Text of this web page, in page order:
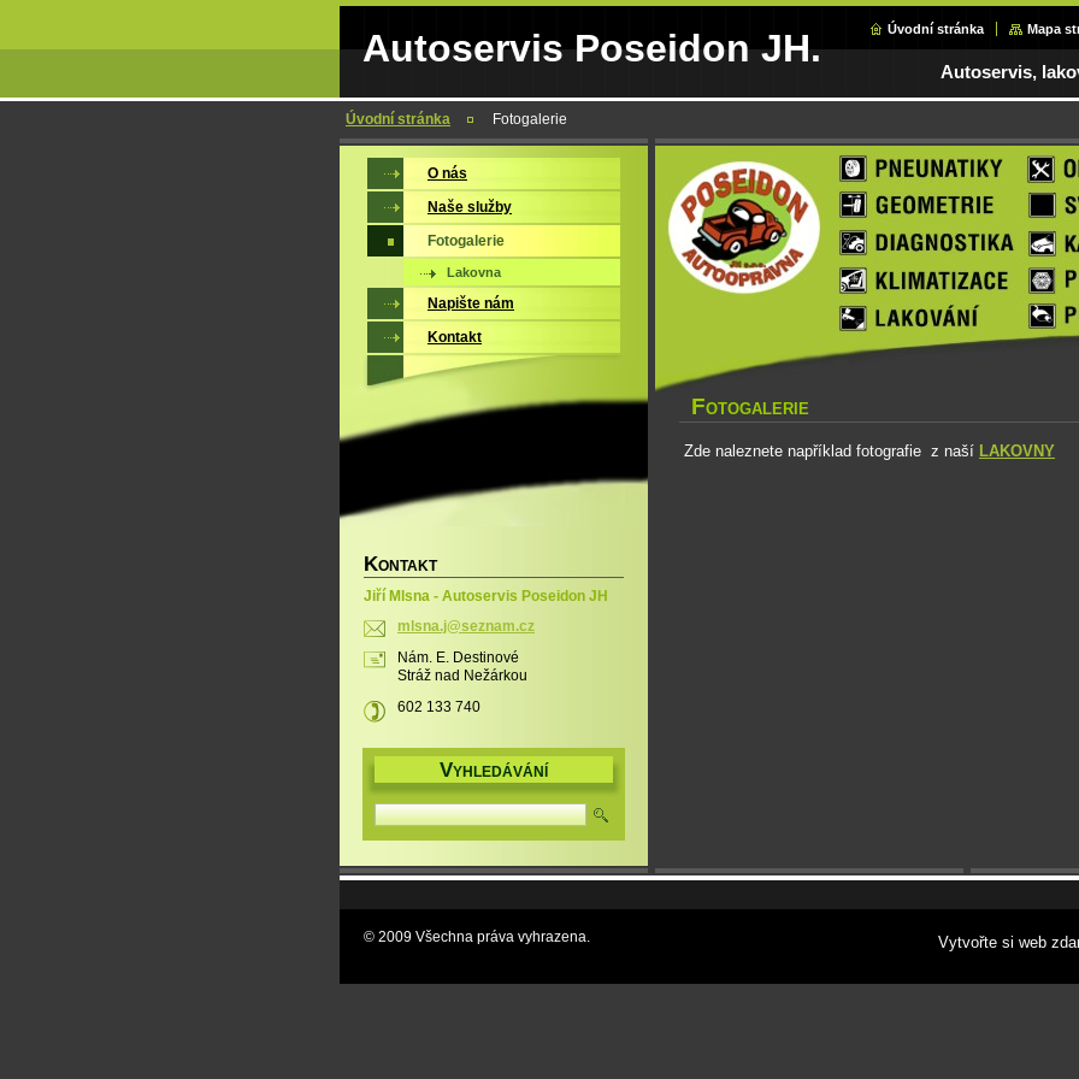
Autoservis Poseidon JH. Úvodní stránka Mapa
Autoservis,
Úvodní stránka Fotogalerie
FOTOGALERIE
Zde naleznete například fotografie z naší LAKOVNY
O nás
Naše služby
Fotogalerie
Lakovna
Napište nám
Kontakt
KONTAKT
Jiří Mlsna - Autoservis Poseidon JH
mlsna.j@seznam.cz
Nám. E. Destinové
Stráž nad Nežárkou
602 133 740
VYHLEDÁVÁNÍ
© 2009 Všechna práva vyhrazena. Vytvořte si web